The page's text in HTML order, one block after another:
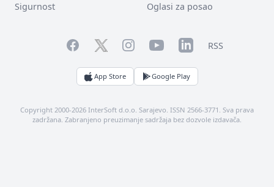
Sigurnost Oglasi za posao
FacebookTwitterInstagramYouTubeLinkedInRSS
App Store Google Play
Copyright 2000-2026 InterSoft d.o.o. Sarajevo. ISSN 2566-3771. Sva prava
zadržana. Zabranjeno preuzimanje sadržaja bez dozvole izdavača.